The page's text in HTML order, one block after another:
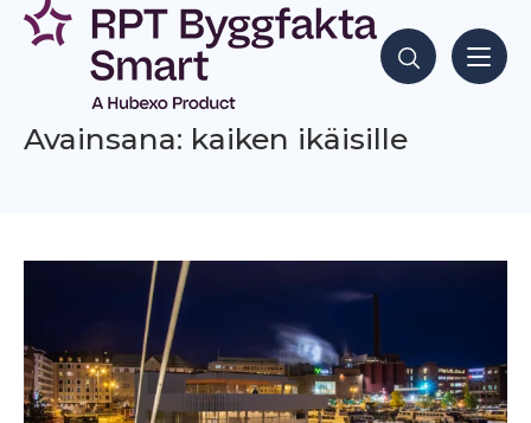
Siirry
sisältöön
Hae sisältöjä
Avainsana: kaiken ikäisille